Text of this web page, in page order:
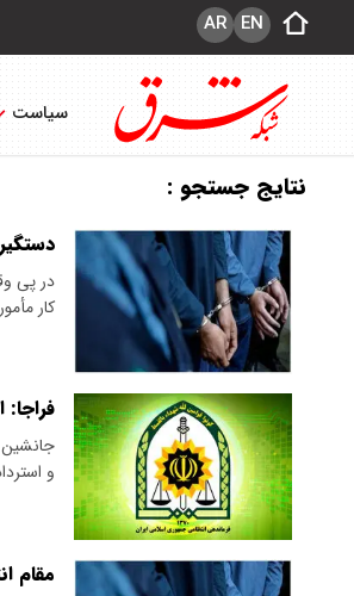
EN
AR
سیاست
نتایج جستجو :
دستگیری ۲ موبایل قاپ و
کار
و
مقام